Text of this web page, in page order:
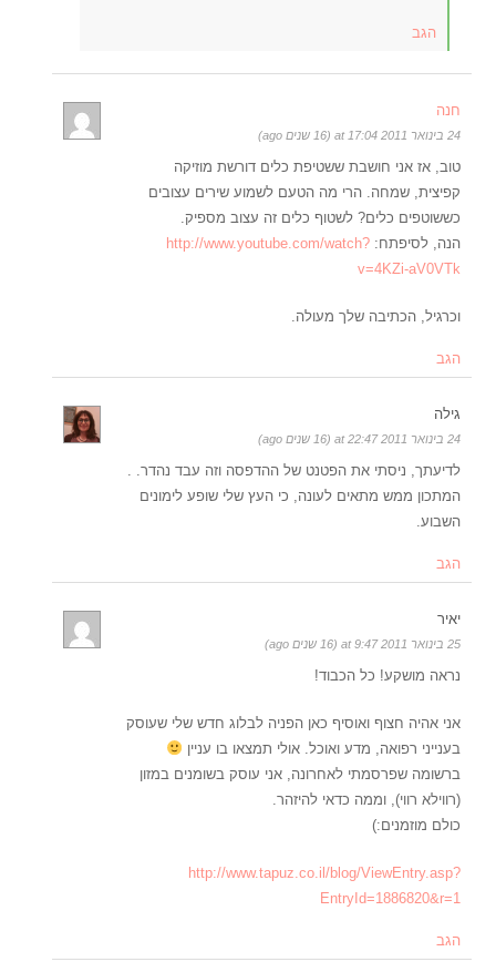
הגב
חנה
24 בינואר 2011 at 17:04 (16 שנים ago)
טוב, אז אני חושבת ששטיפת כלים דורשת מוזיקה
קפיצית, שמחה. הרי מה הטעם לשמוע שירים עצובים
כששוטפים כלים? לשטוף כלים זה עצוב מספיק.
הנה, לסיפתח:http://www.youtube.com/watch?
v=4KZi-aV0VTk
וכרגיל, הכתיבה שלך מעולה.
הגב
גילה
24 בינואר 2011 at 22:47 (16 שנים ago)
לדיעתך, ניסתי את הפטנט של ההדפסה וזה עבד נהדר. .
המתכון ממש מתאים לעונה, כי העץ שלי שופע לימונים
השבוע.
הגב
יאיר
25 בינואר 2011 at 9:47 (16 שנים ago)
נראה מושקע! כל הכבוד!
אני אהיה חצוף ואוסיף כאן הפניה לבלוג חדש שלי שעוסק
בענייני רפואה, מדע ואוכל. אולי תמצאו בו עניין
ברשומה שפרסמתי לאחרונה, אני עוסק בשומנים במזון
(רווילא רווי), וממה כדאי להיזהר.
כולם מוזמנים:)
http://www.tapuz.co.il/blog/ViewEntry.asp?
EntryId=1886820&r=1
הגב